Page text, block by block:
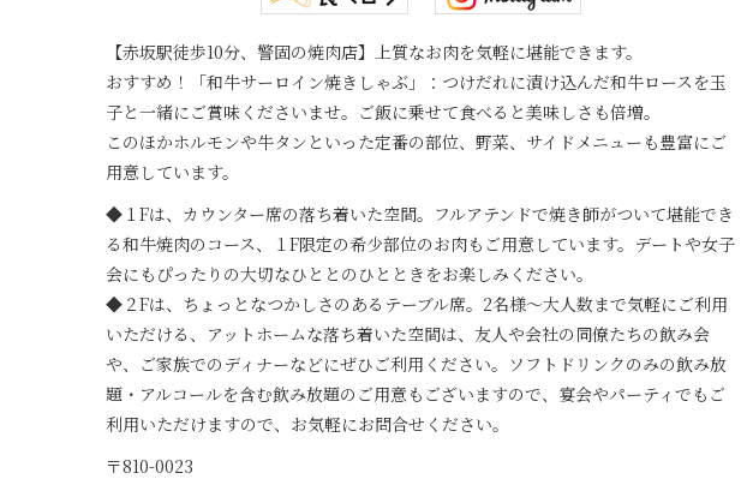
【赤坂駅徒歩10分、警固の焼肉店】上質なお肉を気軽に堪能できます。
おすすめ！「和牛サーロイン焼きしゃぶ」：つけだれに漬け込んだ和牛ロースを玉
子と一緒にご賞味くださいませ。ご飯に乗せて食べると美味しさも倍増。
このほかホルモンや牛タンといった定番の部位、野菜、サイドメニューも豊富にご
用意しています。
◆１Fは、カウンター席の落ち着いた空間。フルアテンドで焼き師がついて堪能でき
る和牛焼肉のコース、１F限定の希少部位のお肉もご用意しています。デートや女子
会にもぴったりの大切なひととのひとときをお楽しみください。
◆２Fは、ちょっとなつかしさのあるテーブル席。2名様～大人数まで気軽にご利用
いただける、アットホームな落ち着いた空間は、友人や会社の同僚たちの飲み会
や、ご家族でのディナーなどにぜひご利用ください。ソフトドリンクのみの飲み放
題・アルコールを含む飲み放題のご用意もございますので、宴会やパーティでもご
利用いただけますので、お気軽にお問合せください。
〒810-0023